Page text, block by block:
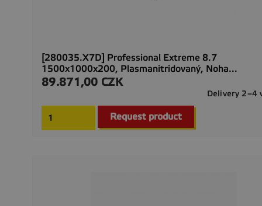
[280035.X7D] Professional Extreme 8.7
1500x1000x200, Plasmanitridovaný, Noha...
Preis
89.871,00 CZK
Delivery 2–4
Request product